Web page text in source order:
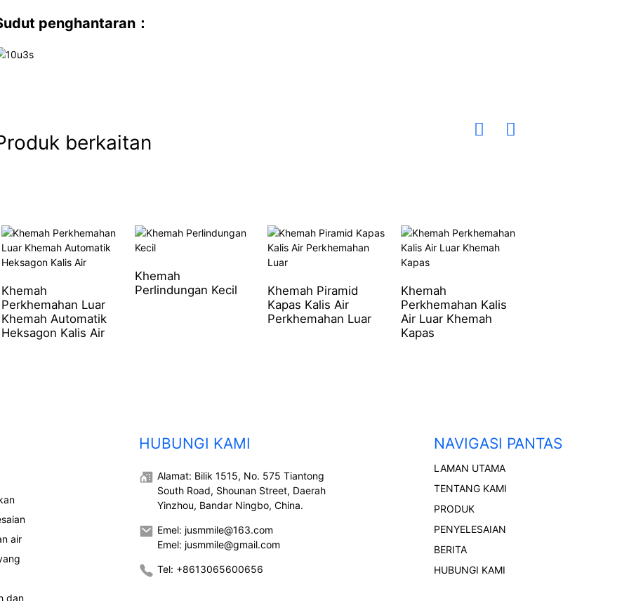
penghantaran：
berkaitan
Khemah
Perkhemahan Luar
Khemah Automatik
Heksagon Kalis Air
Khemah
Perlindungan Kecil
Khemah Piramid
Kapas Kalis Air
Perkhemahan Luar
Khemah
Perkhemahan Kalis
Air Luar Khemah
Kapas
air
dan
HUBUNGI KAMI
Alamat: Bilik 1515, No. 575 Tiantong
South Road, Shounan Street, Daerah
Yinzhou, Bandar Ningbo, China.
Emel: jusmmile@163.com
Emel: jusmmile@gmail.com
Tel: +8613065600656
NAVIGASI PANTAS
LAMAN UTAMA
TENTANG KAMI
PRODUK
PENYELESAIAN
BERITA
HUBUNGI KAMI